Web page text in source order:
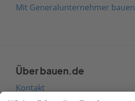
Mit Generalunternehmer bauen
Über bauen.de
Kontakt